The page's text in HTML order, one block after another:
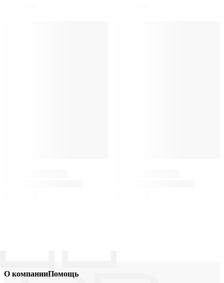
О компанииПомощь